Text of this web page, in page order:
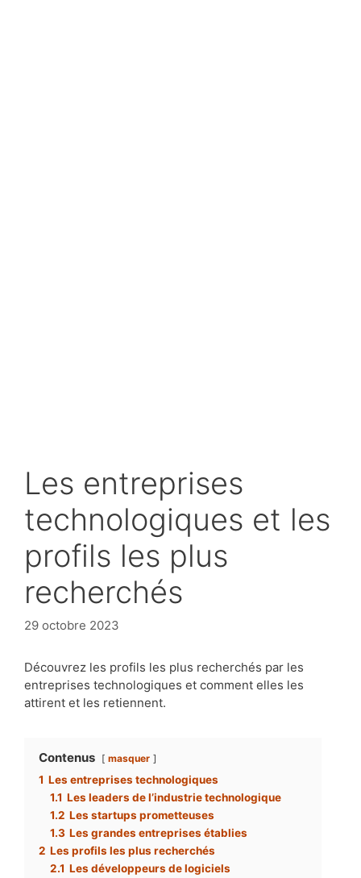
Les entreprises
technologiques et les
profils les plus
recherchés
29 octobre 2023
Découvrez les profils les plus recherchés par les
entreprises technologiques et comment elles les
attirent et les retiennent.
Contenus masquer
1 Les entreprises technologiques
1.1 Les leaders de l’industrie technologique
1.2 Les startups prometteuses
1.3 Les grandes entreprises établies
2 Les profils les plus recherchés
2.1 Les développeurs de logiciels